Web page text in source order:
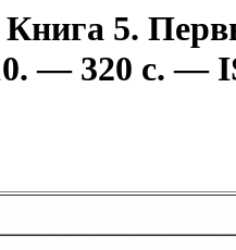
Книга 5.
— 320 с. —